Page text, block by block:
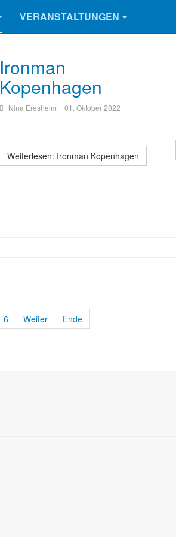
VERANSTALTUNGEN
Ironman
Kopenhagen
Nina Eresheim 01. Oktober 2022
Weiterlesen: Ironman Kopenhagen
6 Weiter Ende